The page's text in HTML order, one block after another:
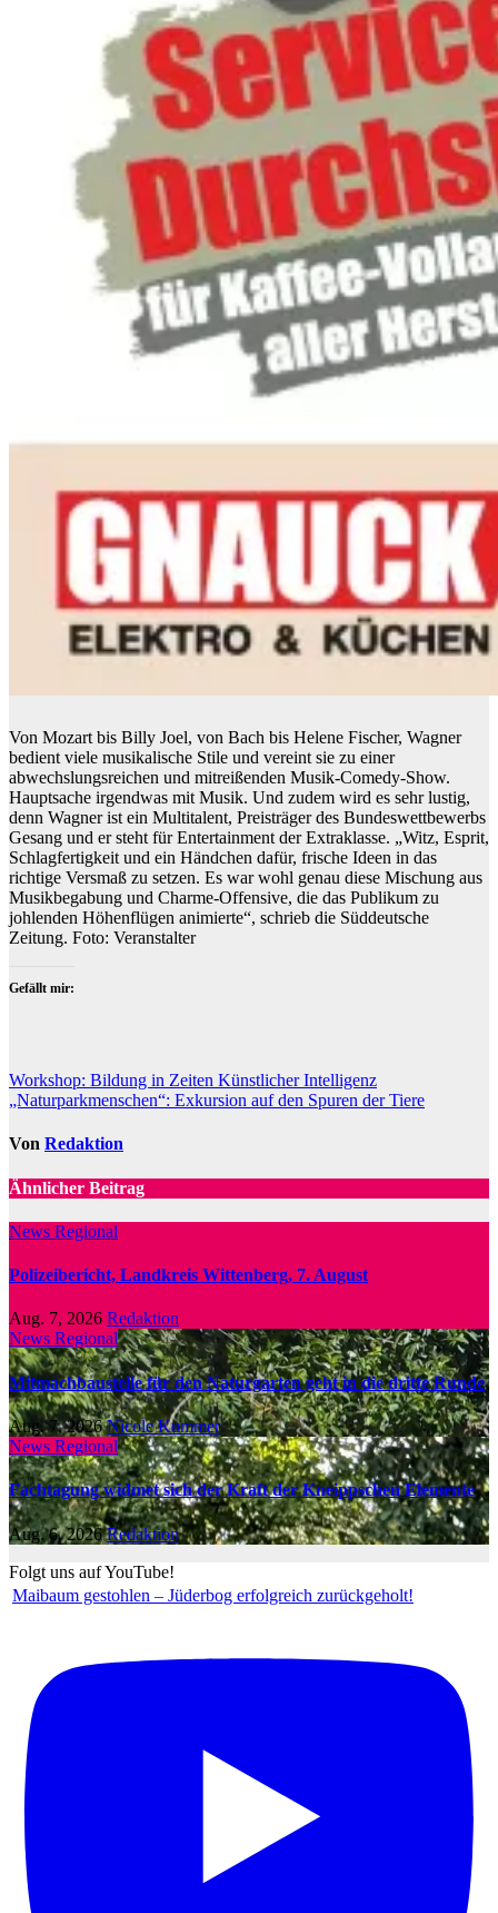
Von Mozart bis Billy Joel, von Bach bis Helene Fischer, Wagner
bedient viele musikalische Stile und vereint sie zu einer
abwechslungsreichen und mitreißenden Musik-Comedy-Show.
Hauptsache irgendwas mit Musik. Und zudem wird es sehr lustig,
denn Wagner ist ein Multitalent, Preisträger des Bundeswettbewerbs
Gesang und er steht für Entertainment der Extraklasse. „Witz, Esprit,
Schlagfertigkeit und ein Händchen dafür, frische Ideen in das
richtige Versmaß zu setzen. Es war wohl genau diese Mischung aus
Musikbegabung und Charme-Offensive, die das Publikum zu
johlenden Höhenflügen animierte“, schrieb die Süddeutsche
Zeitung. Foto: Veranstalter
Gefällt mir:
Beitragsnavigation
Workshop: Bildung in Zeiten Künstlicher Intelligenz
„Naturparkmenschen“: Exkursion auf den Spuren der Tiere
Von Redaktion
Ähnlicher Beitrag
News Regional
Polizeibericht, Landkreis Wittenberg, 7. August
Aug. 7, 2026 Redaktion
News Regional
Mitmachbaustelle für den Naturgarten geht in die dritte Runde
Aug. 7, 2026Nicole Kummer
News Regional
Fachtagung widmet sich der Kraft der Kneippschen Elemente
Aug. 6, 2026Redaktion
Folgt uns auf YouTube!
Maibaum gestohlen – Jüderbog erfolgreich zurückgeholt!